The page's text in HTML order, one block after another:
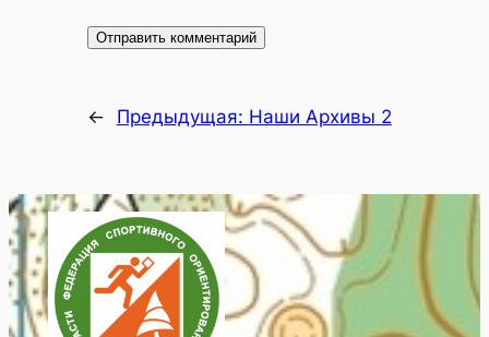
← Предыдущая: Наши Архивы 2